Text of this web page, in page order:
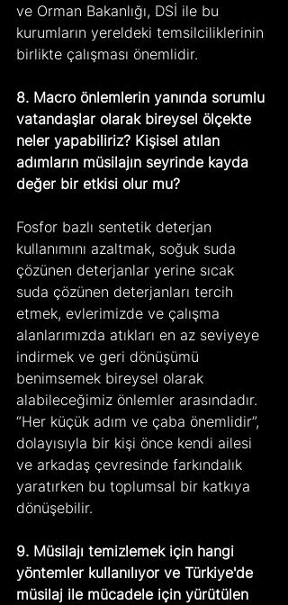
ve Orman Bakanlığı, DSİ ile bu
kurumların yereldeki temsilciliklerinin
birlikte çalışması önemlidir.
8. Macro önlemlerin yanında sorumlu
vatandaşlar olarak bireysel ölçekte
neler yapabiliriz? Kişisel atılan
adımların müsilajın seyrinde kayda
değer bir etkisi olur mu?
Fosfor bazlı sentetik deterjan
kullanımını azaltmak, soğuk suda
çözünen deterjanlar yerine sıcak
suda çözünen deterjanları tercih
etmek, evlerimizde ve çalışma
alanlarımızda atıkları en az seviyeye
indirmek ve geri dönüşümü
benimsemek bireysel olarak
alabileceğimiz önlemler arasındadır.
“Her küçük adım ve çaba önemlidir”,
dolayısıyla bir kişi önce kendi ailesi
ve arkadaş çevresinde farkındalık
yaratırken bu toplumsal bir katkıya
dönüşebilir.
9. Müsilajı temizlemek için hangi
yöntemler kullanılıyor ve Türkiye'de
müsilaj ile mücadele için yürütülen